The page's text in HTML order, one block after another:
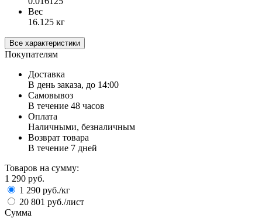
Вес
16.125 кг
Все характеристики
Покупателям
Доставка
В день заказа, до 14:00
Самовывоз
В течение 48 часов
Оплата
Наличными, безналичным
Возврат товара
В течение 7 дней
Товаров на сумму:
1 290 руб.
1 290 руб./кг
20 801 руб./лист
Сумма